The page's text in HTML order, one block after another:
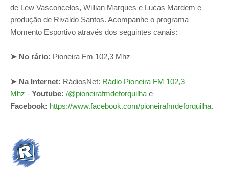
de Lew Vasconcelos, Willian Marques e Lucas Mardem e
produção de Rivaldo Santos. Acompanhe o programa
Momento Esportivo através dos seguintes canais:
➤ No rário: Pioneira Fm 102,3 Mhz
➤ Na Internet: RádiosNet: Rádio Pioneira FM 102,3
Mhz - Youtube: /@pioneirafmdeforquilha e
Facebook: https://www.facebook.com/pioneirafmdeforquilha.